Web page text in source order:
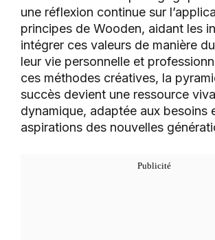
une réflexion continue sur
principes de Wooden, aidant les
intégrer ces valeurs de manière
leur vie personnelle et
ces méthodes créatives, la
succès devient une ressource
dynamique, adaptée aux besoins
aspirations des nouvelles